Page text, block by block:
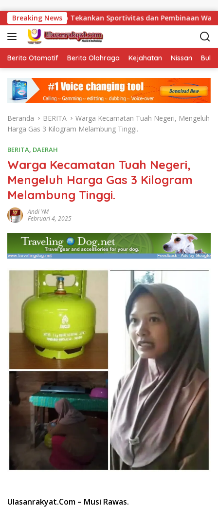
Breaking News
Tekankan Sportivitas dan Pembinaan Warga Binaan.
Berita Otomotif Berita Olahraga Kejahatan Nissan
Beranda BERITA
Warga Kecamatan Tuah Negeri, Mengeluh
Harga Gas 3 Kilogram Melambung Tinggi.
BERITA, DAERAH
Warga Kecamatan Tuah Negeri,
Mengeluh Harga Gas 3 Kilogram
Melambung Tinggi.
Andi YM
Februari 4, 2025
Ulasanrakyat.Com – Musi Rawas.